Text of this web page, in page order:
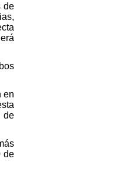
de
en
de
de